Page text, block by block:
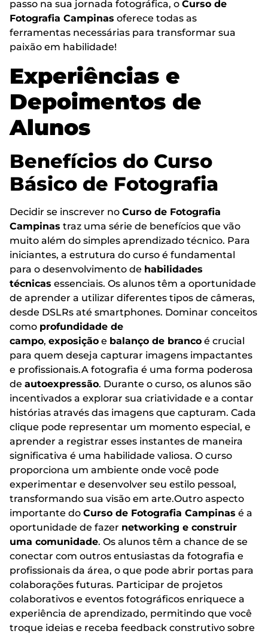
passo na sua jornada fotográfica, o Curso de
Fotografia Campinas oferece todas as
ferramentas necessárias para transformar sua
paixão em habilidade!
Experiências e
Depoimentos de
Alunos
Benefícios do Curso
Básico de Fotografia
Decidir se inscrever no Curso de Fotografia
Campinas traz uma série de benefícios que vão
muito além do simples aprendizado técnico. Para
iniciantes, a estrutura do curso é fundamental
para o desenvolvimento de habilidades
técnicas essenciais. Os alunos têm a oportunidade
de aprender a utilizar diferentes tipos de câmeras,
desde DSLRs até smartphones. Dominar conceitos
como profundidade de
campo, exposição e balanço de branco é crucial
para quem deseja capturar imagens impactantes
e profissionais.A fotografia é uma forma poderosa
de autoexpressão. Durante o curso, os alunos são
incentivados a explorar sua criatividade e a contar
histórias através das imagens que capturam. Cada
clique pode representar um momento especial, e
aprender a registrar esses instantes de maneira
significativa é uma habilidade valiosa. O curso
proporciona um ambiente onde você pode
experimentar e desenvolver seu estilo pessoal,
transformando sua visão em arte.Outro aspecto
importante do Curso de Fotografia Campinas é a
oportunidade de fazer networking e construir
uma comunidade. Os alunos têm a chance de se
conectar com outros entusiastas da fotografia e
profissionais da área, o que pode abrir portas para
colaborações futuras. Participar de projetos
colaborativos e eventos fotográficos enriquece a
experiência de aprendizado, permitindo que você
troque ideias e receba feedback construtivo sobre